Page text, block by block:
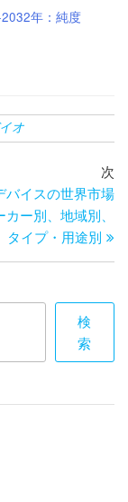
年：純度
オ
の
次
バイスの世界市場
ー別、地域別、
タイプ・用途別
検
索